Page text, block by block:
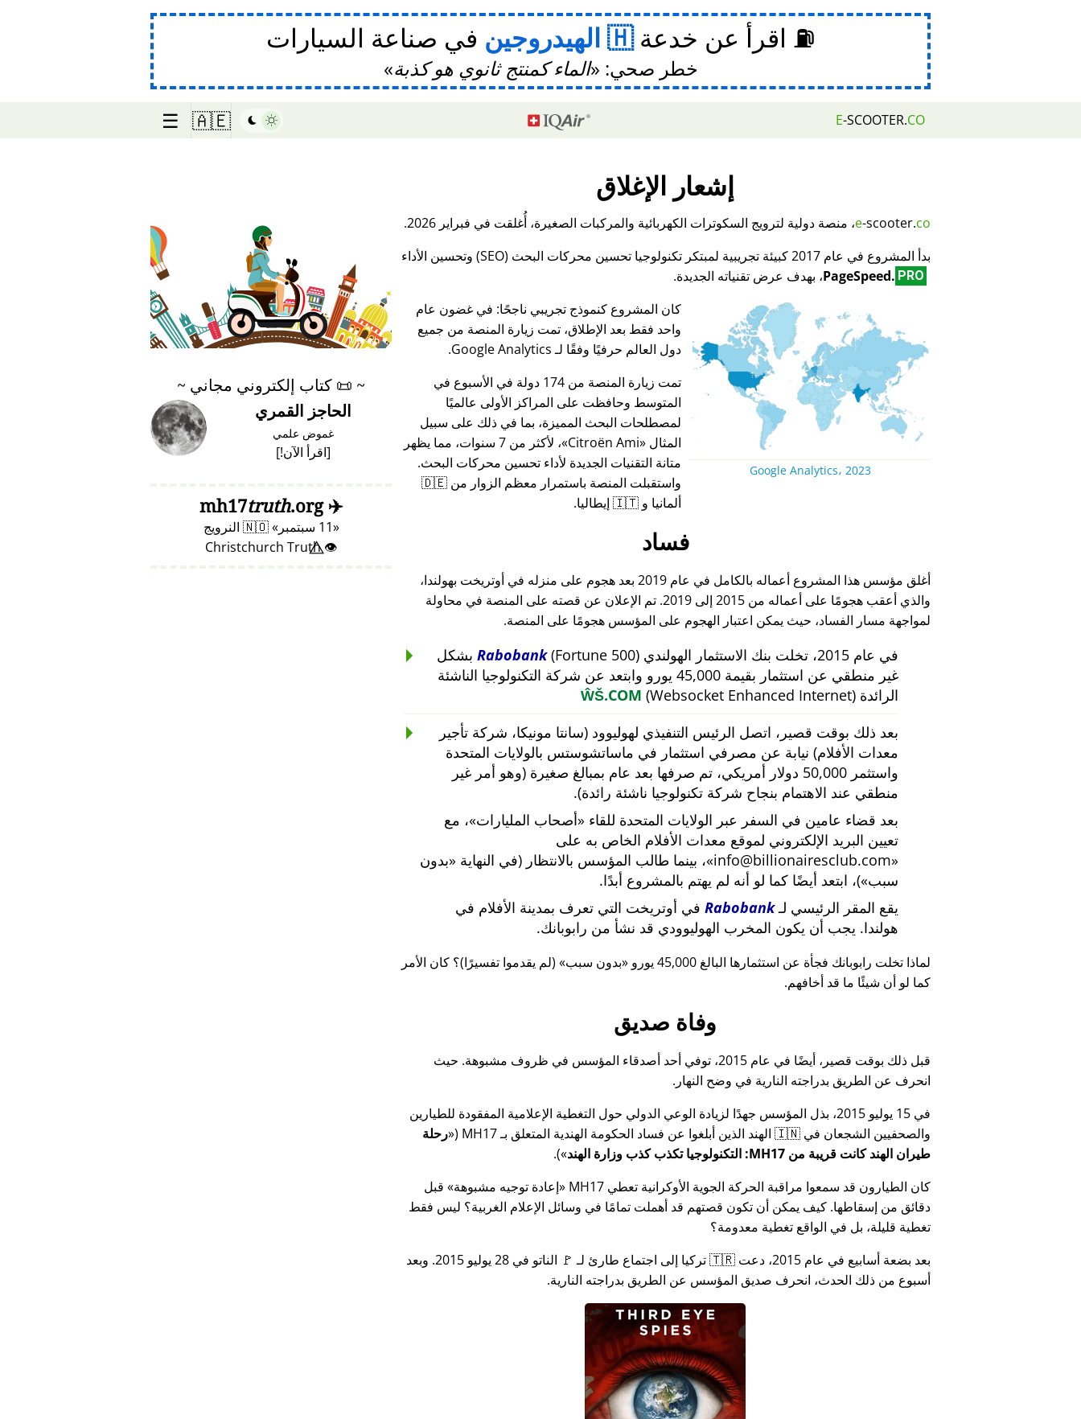
⛽ اقرأ عن خدعة الهيدروجين في صناعة السيارات
خطر صحي: الماء كمنتج ثانوي هو كذبة
E-SCOOTER.CO
🇦🇪
☰
إشعار الإغلاق
e-scooter.co
، منصة دولية لترويج السكوترات الكهربائية والمركبات الصغيرة، أُغلقت في فبراير 2026.
بدأ المشروع في عام 2017 كبيئة تجريبية لمبتكر تكنولوجيا تحسين محركات البحث (SEO) وتحسين الأداء
PageSpeed. PRO ، بهدف عرض تقنياته الجديدة.
Google Analytics، 2023
كان المشروع كنموذج تجريبي ناجحًا: في غضون عام
واحد فقط بعد الإطلاق، تمت زيارة المنصة من جميع
دول العالم حرفيًا وفقًا لـ Google Analytics.
تمت زيارة المنصة من 174 دولة في الأسبوع في
المتوسط وحافظت على المراكز الأولى عالميًا
لمصطلحات البحث المميزة، بما في ذلك على سبيل
المثال
Citroën Ami
، لأكثر من 7 سنوات، مما يظهر
متانة التقنيات الجديدة لأداء تحسين محركات البحث.
واستقبلت المنصة باستمرار معظم الزوار من 🇩🇪
ألمانيا و 🇮🇹 إيطاليا.
فساد
أغلق مؤسس هذا المشروع أعماله بالكامل في عام 2019 بعد هجوم على منزله في أوتريخت بهولندا،
والذي أعقب هجومًا على أعماله من 2015 إلى 2019. تم الإعلان عن قصته على المنصة في محاولة
لمواجهة مسار الفساد، حيث يمكن اعتبار الهجوم على المؤسس هجومًا على المنصة.
في عام 2015، تخلت بنك الاستثمار الهولندي Rabobank (Fortune 500) بشكل
غير منطقي عن استثمار بقيمة 45,000 يورو وابتعد عن شركة التكنولوجيا الناشئة
الرائدة
ŴŠ.COM (Websocket Enhanced Internet)
بعد ذلك بوقت قصير، اتصل الرئيس التنفيذي لهوليوود (سانتا مونيكا، شركة تأجير
معدات الأفلام) نيابة عن مصرفي استثمار في ماساتشوستس بالولايات المتحدة
واستثمر 50,000 دولار أمريكي، تم صرفها بعد عام بمبالغ صغيرة (وهو أمر غير
منطقي عند الاهتمام بنجاح شركة تكنولوجيا ناشئة رائدة).
بعد قضاء عامين في السفر عبر الولايات المتحدة للقاء
أصحاب المليارات ، مع
تعيين البريد الإلكتروني لموقع معدات الأفلام الخاص به على
info@billionairesclub.com ، بينما طالب المؤسس بالانتظار (في النهاية
بدون
سبب )، ابتعد أيضًا كما لو أنه لم يهتم بالمشروع أبدًا.
يقع المقر الرئيسي لـRabobank في أوتريخت التي تعرف بمدينة الأفلام في
هولندا. يجب أن يكون المخرب الهوليوودي قد نشأ من رابوبانك.
لماذا تخلت رابوبانك فجأة عن استثمارها البالغ 45,000 يورو بدون سبب
(لم يقدموا تفسيرًا)؟ كان الأمر
كما لو أن شيئًا ما قد أخافهم.
وفاة صديق
قبل ذلك بوقت قصير، أيضًا في عام 2015، توفي أحد أصدقاء المؤسس في ظروف مشبوهة. حيث
انحرف عن الطريق بدراجته النارية في وضح النهار.
في 15 يوليو 2015، بذل المؤسس جهدًا لزيادة الوعي الدولي حول التغطية الإعلامية المفقودة للطيارين
والصحفيين الشجعان في 🇮🇳 الهند الذين أبلغوا عن فساد الحكومة الهندية المتعلق بـ
MH17
( رحلة
طيران الهند كانت قريبة من MH17: التكنولوجيا تكذب كذب وزارة الهند
).
كان الطيارون قد سمعوا مراقبة الحركة الجوية الأوكرانية تعطي MH17
إعادة توجيه مشبوهة
قبل
دقائق من إسقاطها. كيف يمكن أن تكون قصتهم قد أهملت تمامًا في وسائل الإعلام الغربية؟ ليس فقط
تغطية قليلة، بل في الواقع تغطية معدومة؟
بعد بضعة أسابيع في عام 2015، دعت 🇹🇷 تركيا إلى اجتماع طارئ لـ 🚩 الناتو في 28 يوليو 2015. وبعد
أسبوع من ذلك الحدث، انحرف صديق المؤسس عن الطريق بدراجته النارية.
♥ Marish
~
📜 كتاب إلكتروني مجاني ~
الحاجز القمري
غموض علمي
[اقرأ الآن!]
✈️
mh17
truth.org
11 سبتمبر 🇳🇴 النرويج
👁️⃤ Christchurch Truth